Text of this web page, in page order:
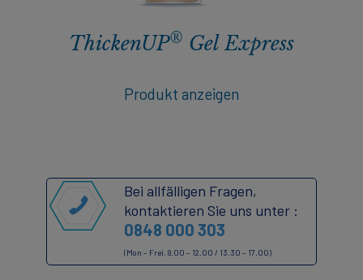
ThickenUP® Gel Express
Produkt anzeigen
Bei allfälligen Fragen,
kontaktieren Sie uns unter :
0848 000 303
(Mon – Frei, 8.00 – 12.00 / 13.30 – 17.00)